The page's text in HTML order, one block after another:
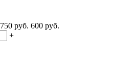
750 руб. 600 руб.
+